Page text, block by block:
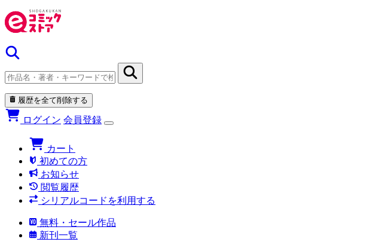
履歴を全て削除する
ログイン 会員登録
カート
初めての方
お知らせ
閲覧履歴
シリアルコードを利用する
無料・セール作品
新刊一覧